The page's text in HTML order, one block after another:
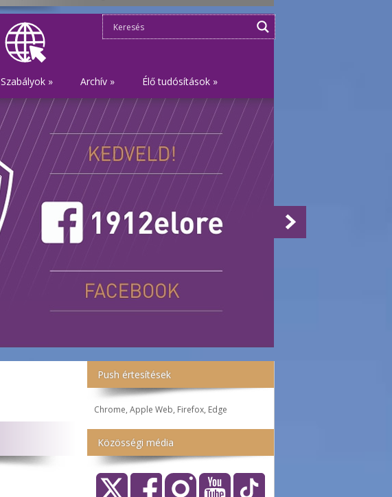
Szabályok » Archív » Élő tudósítások »
Push értesítések
Chrome, Apple Web, Firefox, Edge
Közösségi média